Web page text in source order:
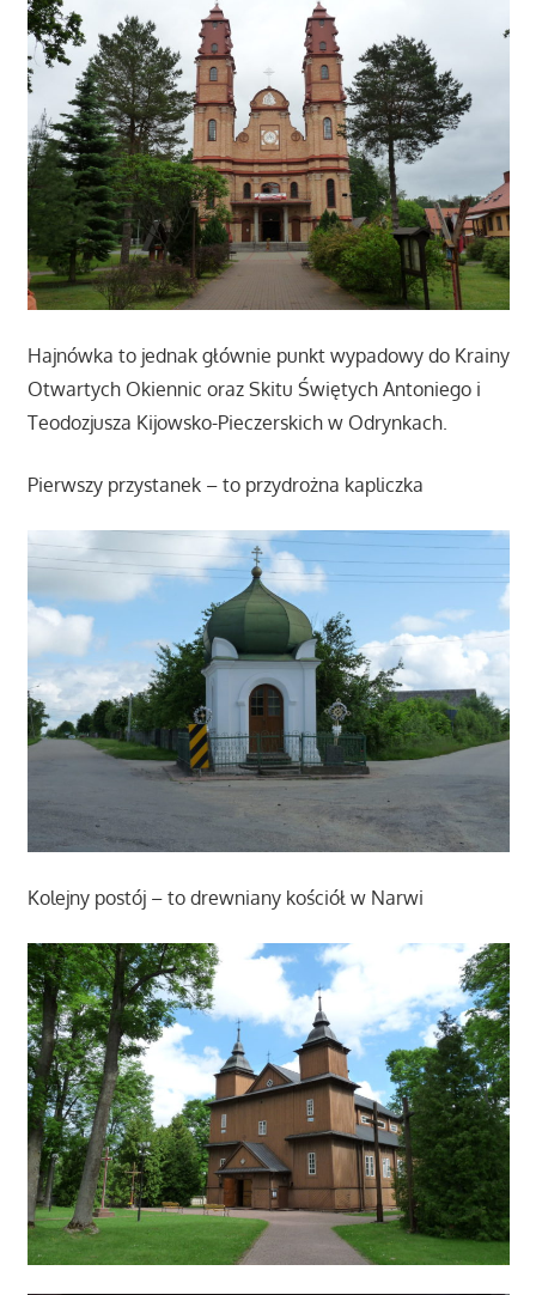
Hajnówka to jednak głównie punkt wypadowy do Krainy
Otwartych Okiennic oraz Skitu Świętych Antoniego i
Teodozjusza Kijowsko-Pieczerskich w Odrynkach.
Pierwszy przystanek – to przydrożna kapliczka
Kolejny postój – to drewniany kościół w Narwi